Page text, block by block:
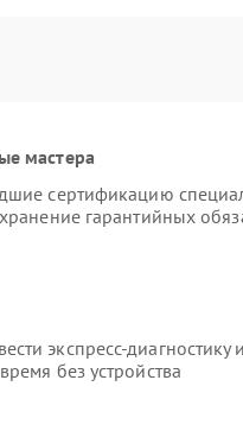
мастера
сертификацию
гарантийных
экспресс-диагностику и
без устройства